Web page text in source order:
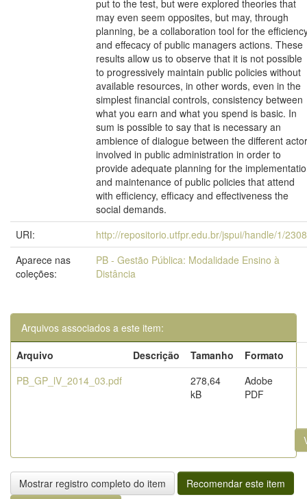
put to the test, but were explored theories that
may even seem opposites, but may, through
planning, be a collaboration tool for the
and effecacy of public managers actions. These
results allow us to observe that it is not possible
to progressively maintain public policies without
available resources, in other words, even in the
simplest financial controls, consistency between
what you earn and what you spend is basic. In
sum is possible to say that is necessary an
ambience of dialogue between the different
involved in public administration in order to
provide adequate planning for the
and maintenance of public policies that attend
with efficiency, efficacy and effectiveness the
social demands.
URI:
http://repositorio.utfpr.edu.br/jspui/handle/1/
Aparece nas
coleções:
PB - Gestão Pública: Modalidade Ensino à
Distância
Arquivos associados a este item:
Arquivo
Descrição Tamanho
Formato
PB_GP_lV_2014_03.pdf
278,64
kB
Adobe
PDF
Mostrar registro completo do item
Recomendar este item